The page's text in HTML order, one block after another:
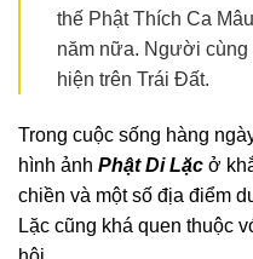
thế Phật Thích Ca
năm nữa. Người cùng
hiện trên Trái Đất.
Trong cuộc sống hàng
hình ảnh Phật Di Lặc ở
chiền và một số địa điểm
Lặc cũng khá quen thuộc